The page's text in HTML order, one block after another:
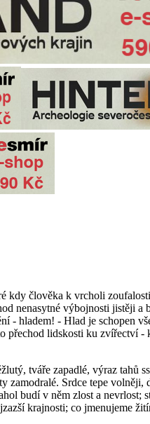
kdy člověka k vrcholi
nenasytné výbojnosti jistěji
- hladem! - Hlad je schopen
lidskosti ku zvířectví
tváře zapadlé, výraz
zamodralé. Srdce tepe
budí v něm zlost a
krajnosti; co jmenujeme